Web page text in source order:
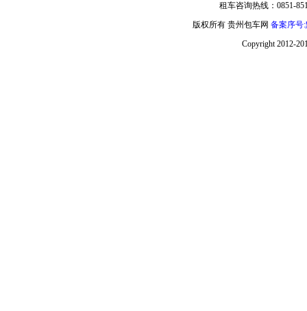
租车咨询热线：0851-
版权所有 贵州包车网 备案序号
Copyright 2012-